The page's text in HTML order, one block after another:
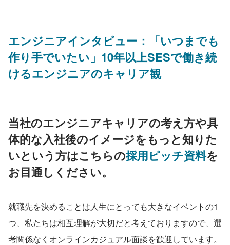
エンジニアインタビュー：「いつまでも
作り手でいたい」10年以上SESで働き続
けるエンジニアのキャリア観
当社のエンジニアキャリアの考え方や具
体的な入社後のイメージをもっと知りた
いという方はこちらの採用ピッチ資料を
お目通しください。
就職先を決めることは人生にとっても大きなイベントの1
つ、私たちは相互理解が大切だと考えておりますので、選
考関係なくオンラインカジュアル面談を歓迎しています。